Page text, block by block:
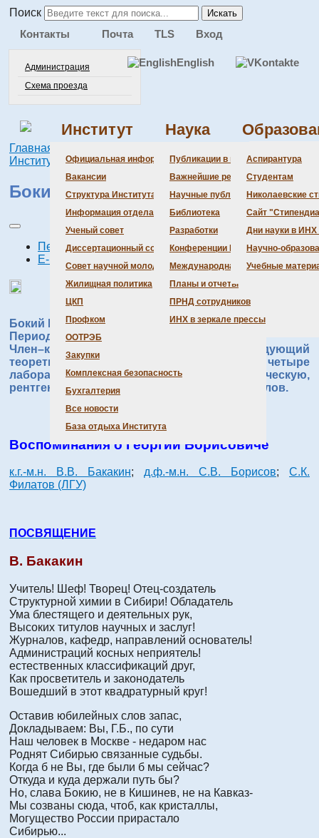
Поиск Искать
Контакты
Администрация
Схема проезда
Почта TLS Вход
English
Институт
Официальная информация
Бланки
История
Локальные
Вакансии
Структура Института
Информация отдела кадров
Ученый совет
Состав
Повестка
Информация
Диссертационный совет
Состав
Даты защит
Шифры
Совет научной молодежи
Состав СНМ
Жилищная политика
ЦКП
Профком
ООТРЭБ
Закупки
Комплексная безопасность
Бухгалтерия
Все новости
Новости
Награды
База отдыха Института
Наука
Публикации в ведущих журналах
Важнейшие результаты
Научные публикации сотрудников
Библиотека
Разработки
Конференции Института
Международная деятельность
Планы и отчеты
ПРНД сотрудников
ИНХ в зеркале прессы
Аспирантура
Студентам
Николаевские
Сайт
Дни науки в
Научно-
Учебные
Главная
Института
Бокий Георгий Борисович
Бокий Георгий Борисович
Печать
E-mail
Бокий Георгий Борисович (09.10.1909 – 04.09.2001).
Период работы в ИНХ СО РАН: 1958 – 1963.
Член–корреспондент АН ССР (1958); заведующий
теоретическим отделом, включающим четыре
лаборатории – кристаллохимическую, оптическую,
рентгеноспектральную и лаб. роста кристаллов.
Воспоминания о Георгии Борисовиче
к.г.-м.н. В.В. Бакакин; д.ф.-м.н. С.В. Борисов; С.К.
Филатов (ЛГУ)
ПОСВЯЩЕНИЕ
В. Бакакин
Учитель! Шеф! Творец! Отец-создатель
Структурной химии в Сибири! Обладатель
Ума блестящего и деятельных рук,
Высоких титулов научных и заслуг!
Журналов, кафедр, направлений основатель!
Администраций косных неприятель!
естественных классификаций друг,
Как просветитель и законодатель
Вошедший в этот квадратурный круг!
Оставив юбилейных слов запас,
Докладываем: Вы, Г.Б., по сути
Наш человек в Москве - недаром нас
Роднят Сибирью связанные судьбы.
Когда б не Вы, где были б мы сейчас?
Откуда и куда держали путь бы?
Но, слава Бокию, не в Кишинев, не на Кавказ-
Мы созваны сюда, чтоб, как кристаллы,
Могущество России прирастало
Сибирью...